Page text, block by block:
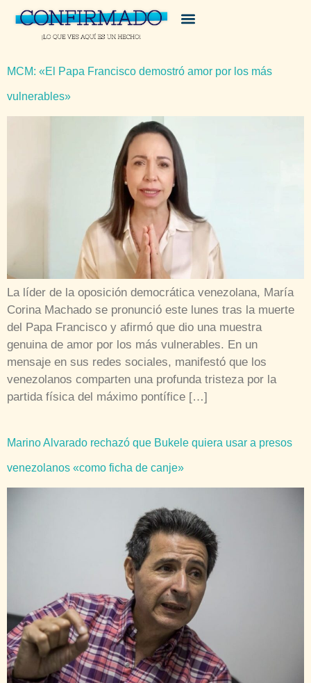
MCM: «El Papa Francisco demostró amor por los más
vulnerables»
La líder de la oposición democrática venezolana, María
Corina Machado se pronunció este lunes tras la muerte
del Papa Francisco y afirmó que dio una muestra
genuina de amor por los más vulnerables. En un
mensaje en sus redes sociales, manifestó que los
venezolanos comparten una profunda tristeza por la
partida física del máximo pontífice […]
Marino Alvarado rechazó que Bukele quiera usar a presos
venezolanos «como ficha de canje»